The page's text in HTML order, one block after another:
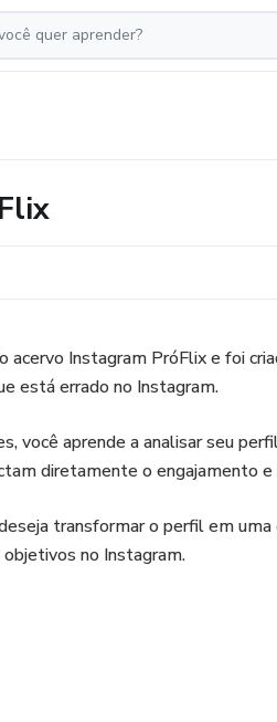
acervo Instagram PróFlix e foi
está errado no Instagram.
você aprende a analisar seu
diretamente o engajamento e
transformar o perfil em
no Instagram.